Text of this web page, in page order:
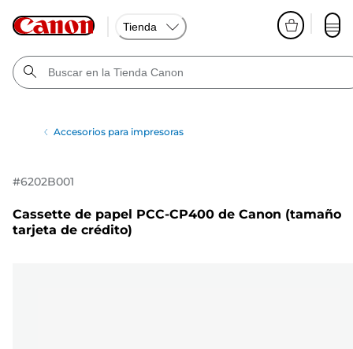
Tienda
Accesorios para impresoras
#6202B001
Cassette de papel PCC-CP400 de Canon (tamaño
tarjeta de crédito)